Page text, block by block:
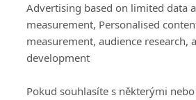
Advertising based on limited data
measurement, Personalised
measurement, audience research,
development
Pokud souhlasíte s některými